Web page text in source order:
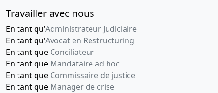
Travailler avec nous
En tant qu'Administrateur Judiciaire
En tant qu'Avocat en Restructuring
En tant que Conciliateur
En tant que Mandataire ad hoc
En tant que Commissaire de justice
En tant que Manager de crise